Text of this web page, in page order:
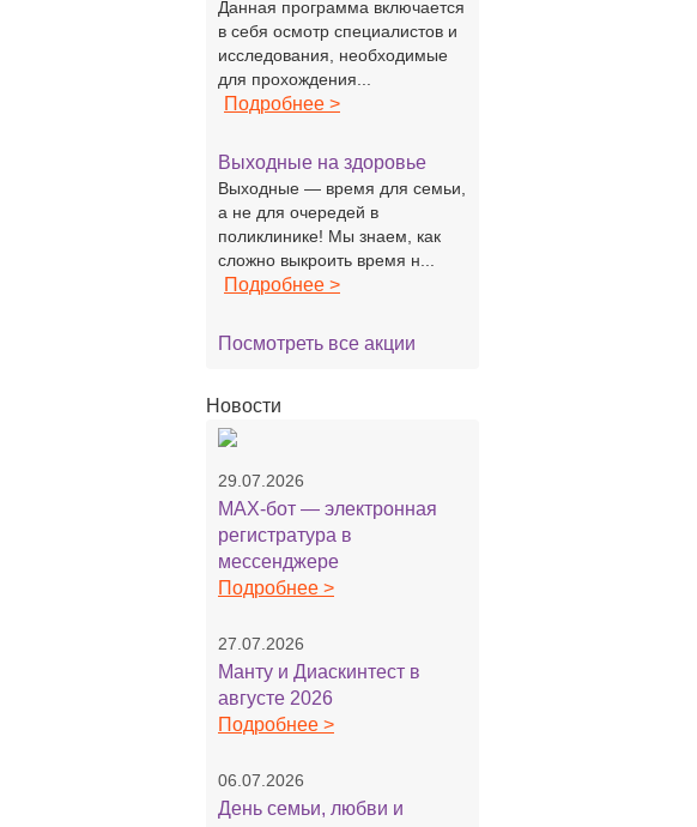
Данная программа включается
в себя осмотр специалистов и
исследования, необходимые
для прохождения...
Подробнее >
Выходные на здоровье
Выходные — время для семьи,
а не для очередей в
поликлинике! Мы знаем, как
сложно выкроить время н...
Подробнее >
Посмотреть все акции
Новости
29.07.2026
MAX-бот — электронная
регистратура в
мессенджере
Подробнее >
27.07.2026
Манту и Диаскинтест в
августе 2026
Подробнее >
06.07.2026
День семьи, любви и